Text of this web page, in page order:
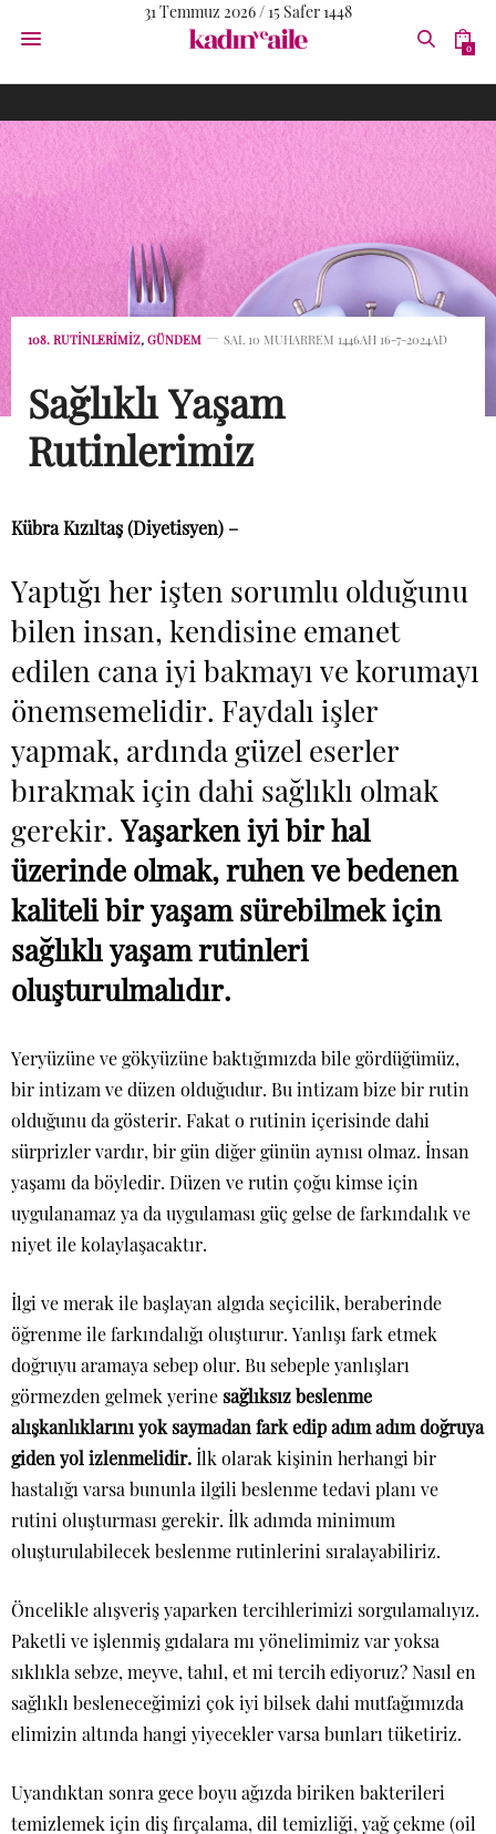
31 Temmuz 2026 / 15 Safer 1448
0
108. RUTINLERIMIZ, GÜNDEM SAL 10 MUHARREM 1446AH 16-7-2024AD
Sağlıklı Yaşam
Rutinlerimiz
Kübra Kızıltaş (Diyetisyen) –
Yaptığı her işten sorumlu olduğunu
bilen insan, kendisine emanet
edilen cana iyi bakmayı ve korumayı
önemsemelidir. Faydalı işler
yapmak, ardında güzel eserler
bırakmak için dahi sağlıklı olmak
gerekir. Yaşarken iyi bir hal
üzerinde olmak, ruhen ve bedenen
kaliteli bir yaşam sürebilmek için
sağlıklı yaşam rutinleri
oluşturulmalıdır.
Yeryüzüne ve gökyüzüne baktığımızda bile gördüğümüz,
bir intizam ve düzen olduğudur. Bu intizam bize bir rutin
olduğunu da gösterir. Fakat o rutinin içerisinde dahi
sürprizler vardır, bir gün diğer günün aynısı olmaz. İnsan
yaşamı da böyledir. Düzen ve rutin çoğu kimse için
uygulanamaz ya da uygulaması güç gelse de farkındalık ve
niyet ile kolaylaşacaktır.
İlgi ve merak ile başlayan algıda seçicilik, beraberinde
öğrenme ile farkındalığı oluşturur. Yanlışı fark etmek
doğruyu aramaya sebep olur. Bu sebeple yanlışları
görmezden gelmek yerine sağlıksız beslenme
alışkanlıklarını yok saymadan fark edip adım adım doğruya
giden yol izlenmelidir.İlk olarak kişinin herhangi bir
hastalığı varsa bununla ilgili beslenme tedavi planı ve
rutini oluşturması gerekir. İlk adımda minimum
oluşturulabilecek beslenme rutinlerini sıralayabiliriz.
Öncelikle alışveriş yaparken tercihlerimizi sorgulamalıyız.
Paketli ve işlenmiş gıdalara mı yönelimimiz var yoksa
sıklıkla sebze, meyve, tahıl, et mi tercih ediyoruz? Nasıl en
sağlıklı besleneceğimizi çok iyi bilsek dahi mutfağımızda
elimizin altında hangi yiyecekler varsa bunları tüketiriz.
Uyandıktan sonra gece boyu ağızda biriken bakterileri
temizlemek için diş fırçalama, dil temizliği, yağ çekme (oil